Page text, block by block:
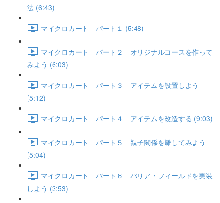
法 (6:43)
マイクロカート パート１ (5:48)
マイクロカート パート２ オリジナルコースを作って
みよう (6:03)
マイクロカート パート３ アイテムを設置しよう
(5:12)
マイクロカート パート４ アイテムを改造する (9:03)
マイクロカート パート５ 親子関係を離してみよう
(5:04)
マイクロカート パート６ バリア・フィールドを実装
しよう (3:53)